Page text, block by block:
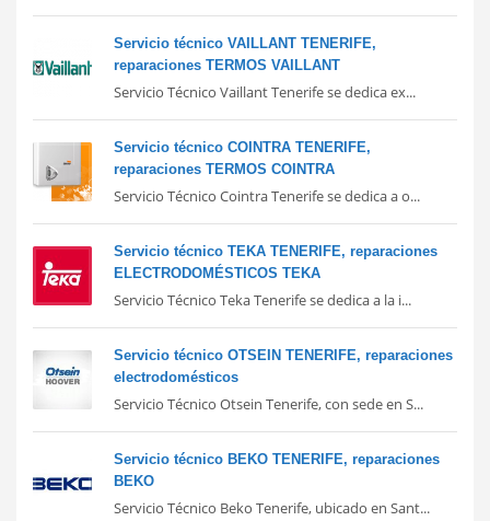
Servicio técnico VAILLANT TENERIFE,
reparaciones TERMOS VAILLANT
Servicio Técnico Vaillant Tenerife se dedica ex...
Servicio técnico COINTRA TENERIFE,
reparaciones TERMOS COINTRA
Servicio Técnico Cointra Tenerife se dedica a o...
Servicio técnico TEKA TENERIFE, reparaciones
ELECTRODOMÉSTICOS TEKA
Servicio Técnico Teka Tenerife se dedica a la i...
Servicio técnico OTSEIN TENERIFE, reparaciones
electrodomésticos
Servicio Técnico Otsein Tenerife, con sede en S...
Servicio técnico BEKO TENERIFE, reparaciones
BEKO
Servicio Técnico Beko Tenerife, ubicado en Sant...